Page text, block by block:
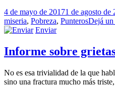
Publicado
el
4 de mayo de 20171 de agosto de
miseria, Pobreza, PunterosDejá un
Enviar
Informe sobre
No es esa trivialidad de la que
sino una fractura mucho más